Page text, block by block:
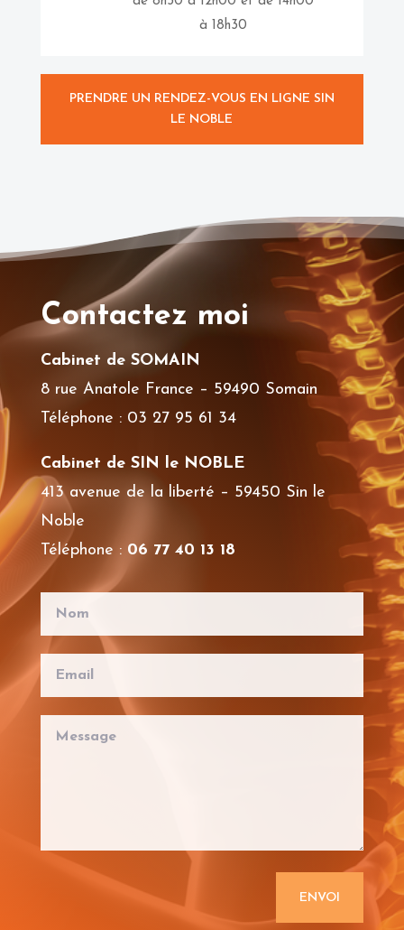
à 18h30
PRENDRE UN RENDEZ-VOUS EN LIGNE SIN
LE NOBLE
Contactez moi
Cabinet de SOMAIN
8 rue Anatole France – 59490 Somain
Téléphone : 03 27 95 61 34
Cabinet de SIN le NOBLE
413 avenue de la liberté – 59450 Sin le
Noble
Téléphone : 06 77 40 13 18
ENVOI